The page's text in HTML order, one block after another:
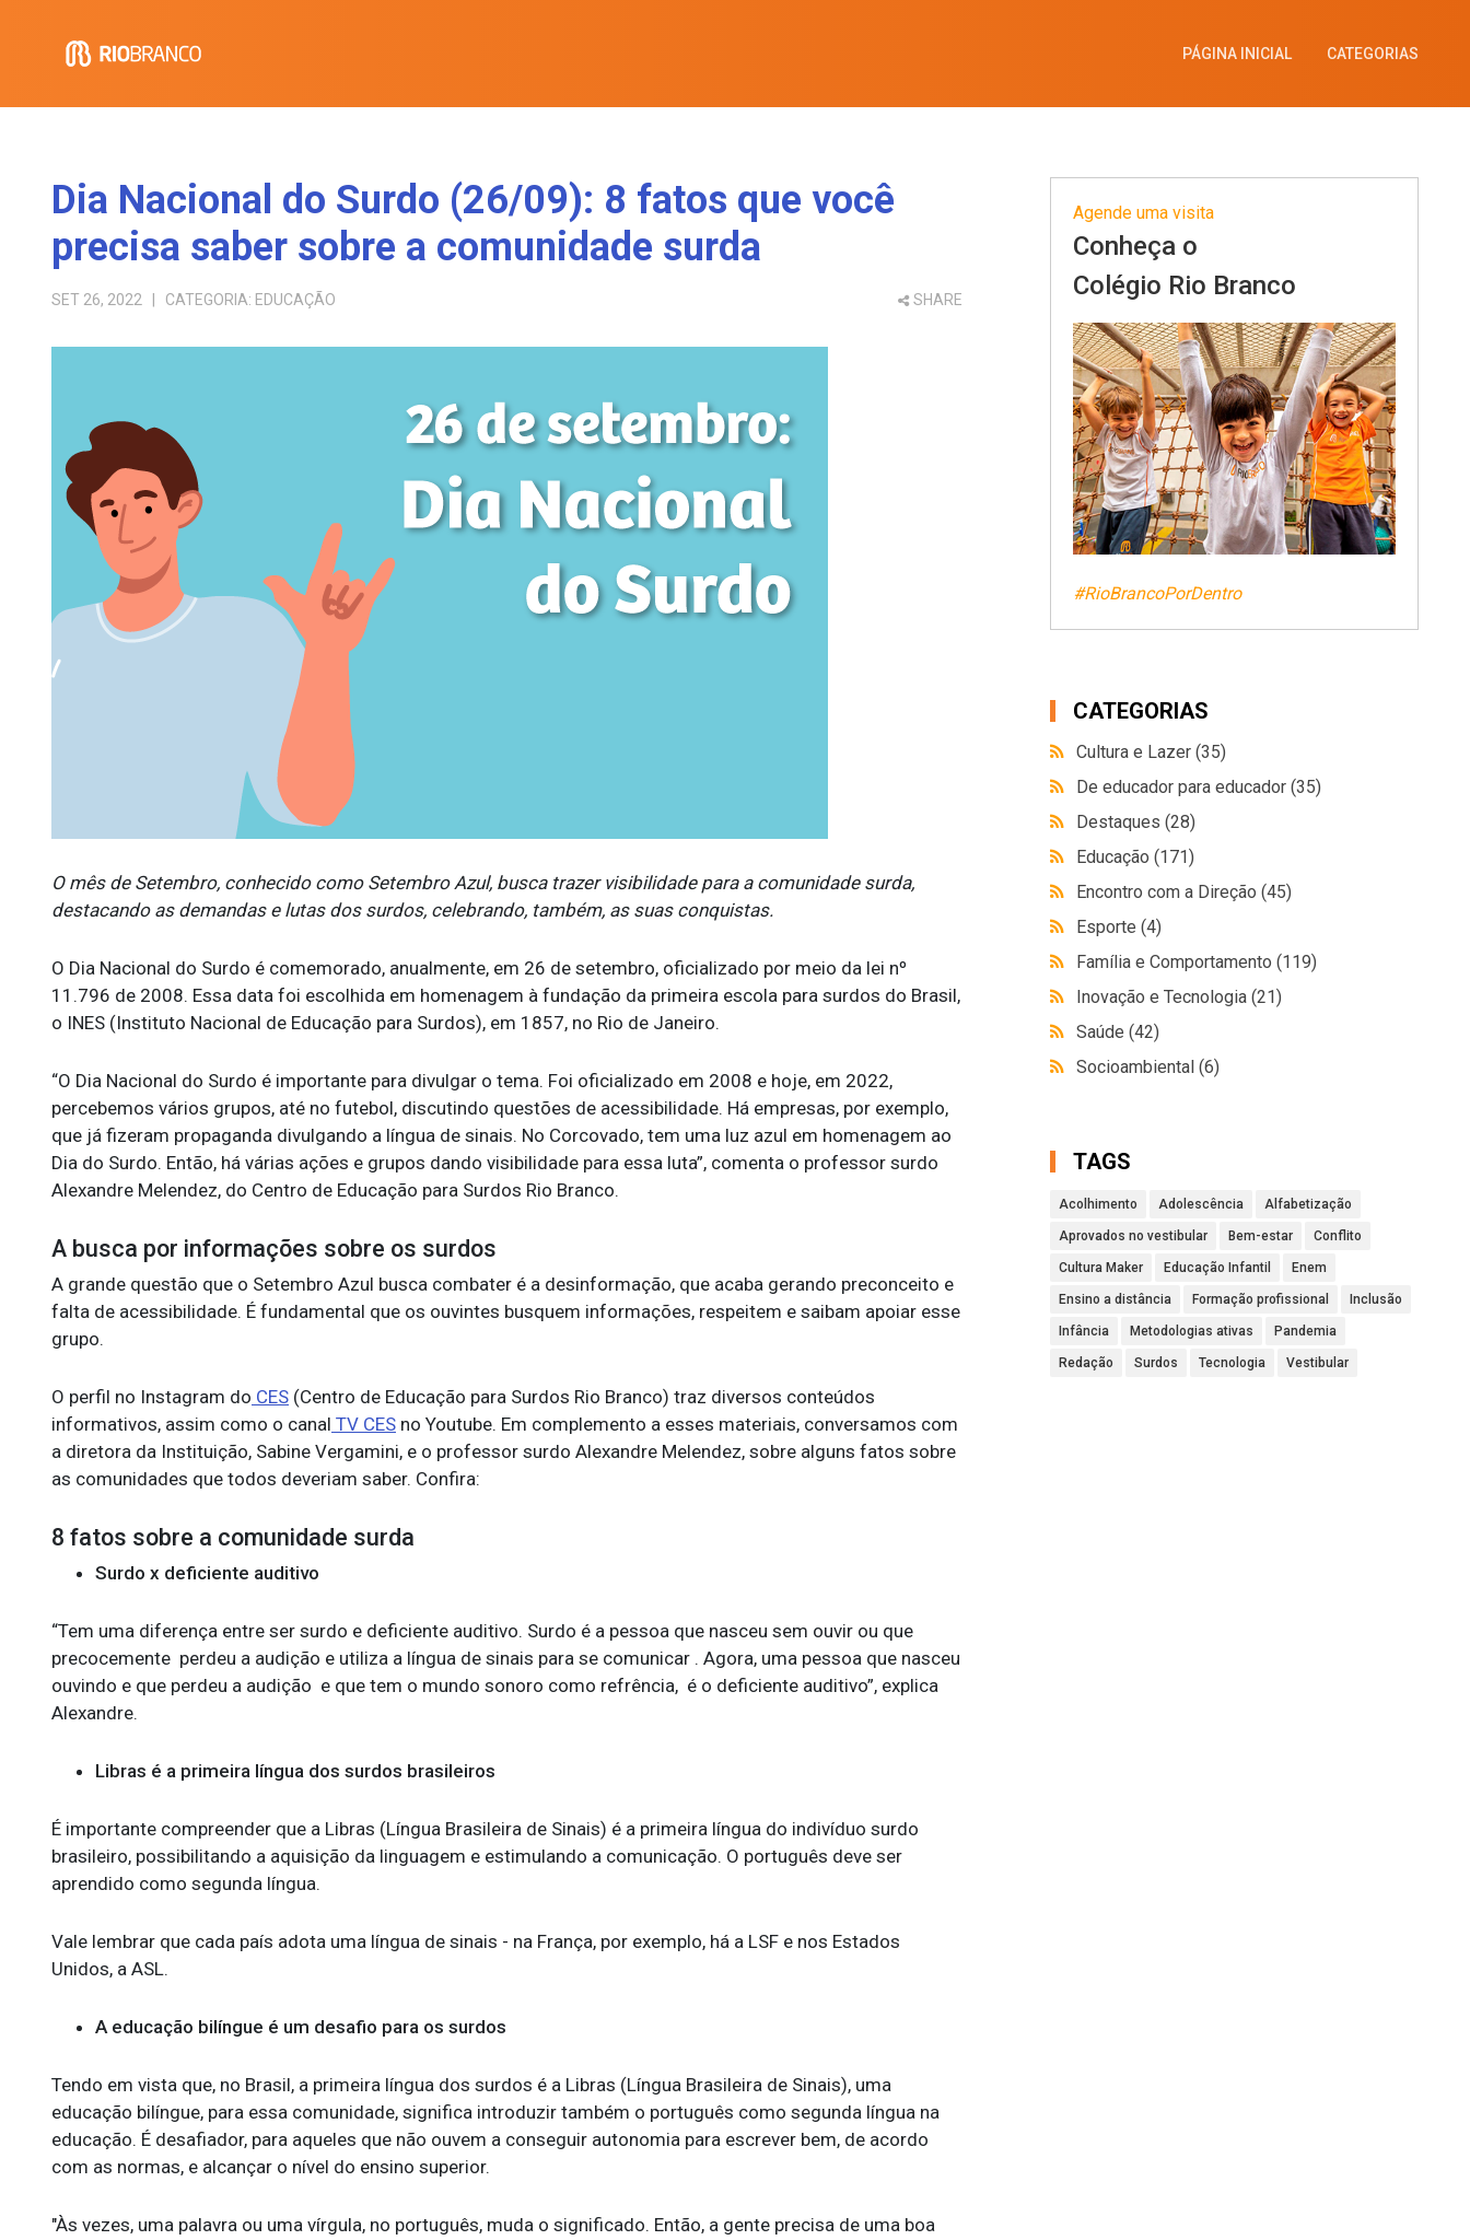
PÁGINA INICIAL CATEGORIAS
Dia Nacional do Surdo (26/09): 8 fatos que você
precisa saber sobre a comunidade surda
SET 26, 2022 | CATEGORIA: EDUCAÇÃO SHARE
O mês de Setembro, conhecido como Setembro Azul, busca trazer visibilidade para a comunidade surda,
destacando as demandas e lutas dos surdos, celebrando, também, as suas conquistas.
O Dia Nacional do Surdo é comemorado, anualmente, em 26 de setembro, oficializado por meio da lei nº
11.796 de 2008. Essa data foi escolhida em homenagem à fundação da primeira escola para surdos do Brasil,
o INES (Instituto Nacional de Educação para Surdos), em 1857, no Rio de Janeiro.
“O Dia Nacional do Surdo é importante para divulgar o tema. Foi oficializado em 2008 e hoje, em 2022,
percebemos vários grupos, até no futebol, discutindo questões de acessibilidade. Há empresas, por exemplo,
que já fizeram propaganda divulgando a língua de sinais. No Corcovado, tem uma luz azul em homenagem ao
Dia do Surdo. Então, há várias ações e grupos dando visibilidade para essa luta”, comenta o professor surdo
Alexandre Melendez, do Centro de Educação para Surdos Rio Branco.
A busca por informações sobre os surdos
A grande questão que o Setembro Azul busca combater é a desinformação, que acaba gerando preconceito e
falta de acessibilidade. É fundamental que os ouvintes busquem informações, respeitem e saibam apoiar esse
grupo.
O perfil no Instagram do CES (Centro de Educação para Surdos Rio Branco) traz diversos conteúdos
informativos, assim como o canal TV CES no Youtube. Em complemento a esses materiais, conversamos com
a diretora da Instituição, Sabine Vergamini, e o professor surdo Alexandre Melendez, sobre alguns fatos sobre
as comunidades que todos deveriam saber. Confira:
8 fatos sobre a comunidade surda
Surdo x deficiente auditivo
“Tem uma diferença entre ser surdo e deficiente auditivo. Surdo é a pessoa que nasceu sem ouvir ou que
precocemente perdeu a audição e utiliza a língua de sinais para se comunicar . Agora, uma pessoa que nasceu
ouvindo e que perdeu a audição e que tem o mundo sonoro como refrência, é o deficiente auditivo”, explica
Alexandre.
Libras é a primeira língua dos surdos brasileiros
É importante compreender que a Libras (Língua Brasileira de Sinais) é a primeira língua do indivíduo surdo
brasileiro, possibilitando a aquisição da linguagem e estimulando a comunicação. O português deve ser
aprendido como segunda língua.
Vale lembrar que cada país adota uma língua de sinais - na França, por exemplo, há a LSF e nos Estados
Unidos, a ASL.
A educação bilíngue é um desafio para os surdos
Tendo em vista que, no Brasil, a primeira língua dos surdos é a Libras (Língua Brasileira de Sinais), uma
educação bilíngue, para essa comunidade, significa introduzir também o português como segunda língua na
educação. É desafiador, para aqueles que não ouvem a conseguir autonomia para escrever bem, de acordo
com as normas, e alcançar o nível do ensino superior.
"Às vezes, uma palavra ou uma vírgula, no português, muda o significado. Então, a gente precisa de uma boa
Agende uma visita
Conheça o
Colégio Rio Branco
#RioBrancoPorDentro
CATEGORIAS
Cultura e Lazer(35)
De educador para educador(35)
Destaques(28)
Educação(171)
Encontro com a Direção(45)
Esporte(4)
Família e Comportamento(119)
Inovação e Tecnologia(21)
Saúde(42)
Socioambiental(6)
TAGS
Acolhimento Adolescência Alfabetização
Aprovados no vestibular Bem-estar Conflito
Cultura Maker Educação Infantil Enem
Ensino a distância Formação profissional Inclusão
Infância Metodologias ativas Pandemia
Redação Surdos Tecnologia Vestibular